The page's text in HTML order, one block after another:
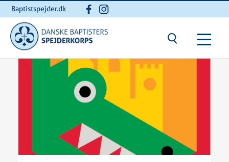
Baptistspejder.dk